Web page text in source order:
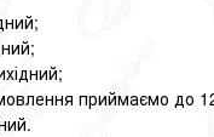
приймаємо до